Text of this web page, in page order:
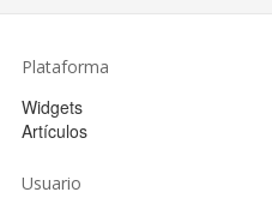
Plataforma
Widgets
Artículos
Usuario